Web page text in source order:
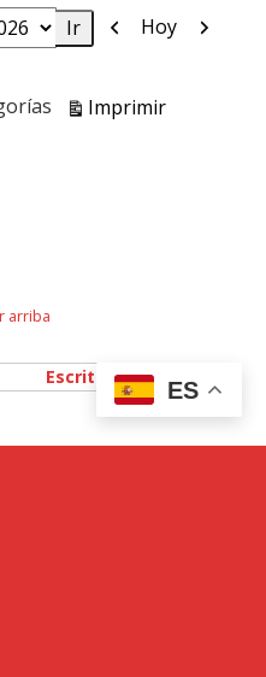
Anterior
Hoy
ImprimirVistas
arriba
Escritorio
ES